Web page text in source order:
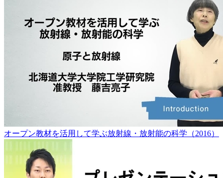
オープン教材を活用して学ぶ放射線・放射能の科学（2016）